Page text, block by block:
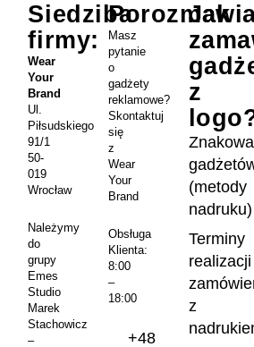
Jak
z
(metody
nadruku)
Terminy
realizacji
z
Masz
pytanie
o
gadżety
reklamowe?
Skontaktuj
się
z
Wear
Your
Brand
Obsługa
Klienta:
8:00
–
18:00
+48
Siedziba
firmy:
Wear
Your
Brand
Ul.
Piłsudskiego
91/1
50-
019
Wrocław
Należymy
do
grupy
Emes
Studio
Marek
Stachowicz
–